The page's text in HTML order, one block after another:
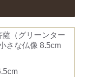
薩（グリーンター
さな仏像 8.5cm